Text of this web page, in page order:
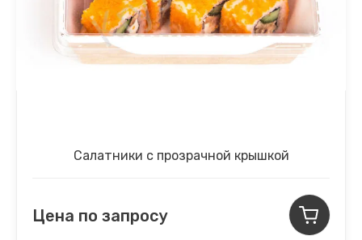
Салатники с прозрачной крышкой
Цена по запросу